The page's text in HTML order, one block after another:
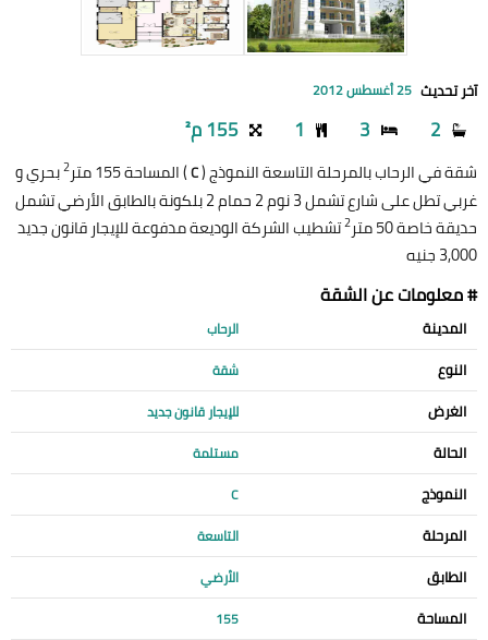
آخر تحديث 25 أغسطس 2012
2
3
1 155 م²
شقة في الرحاب بالمرحلة التاسعة النموذج (C) المساحة 155 متر 2بحري و
غربي تطل على شارع تشمل 3 نوم 2 حمام 2 بلكونة بالطابق الأرضي تشمل
حديقة خاصة 50 متر
2تشطيب الشركة الوديعة مدفوعة للإيجار قانون جديد
3,000 جنيه
# معلومات عن الشقة
المدينة الرحاب
النوع شقة
الغرض للإيجار قانون جديد
الحالة مستلمة
النموذج C
المرحلة التاسعة
الطابق الأرضي
المساحة 155